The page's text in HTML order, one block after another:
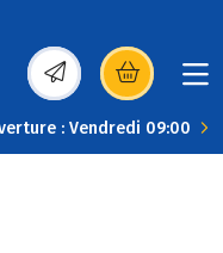
(s’ouvre dans une
: Vendredi 09:00